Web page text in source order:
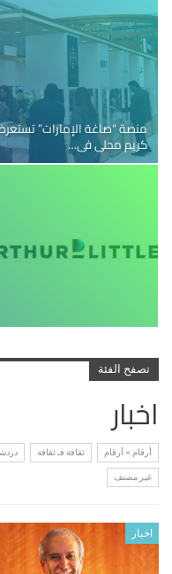
منصة “صاغة الإمارات”
كريم محلي في…
تصفح الفئة
اخبار
أرقام × أرقام ثقافة فـ ثقافة
غير مصنف
اخبار